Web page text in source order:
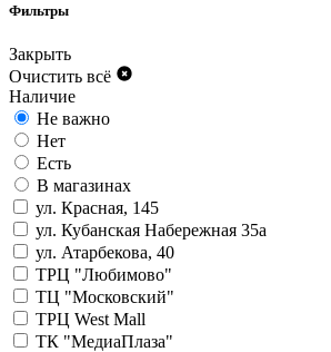
Фильтры
Закрыть
Очистить всё
Наличие
Не важно
Нет
Есть
В магазинах
ул. Красная, 145
ул. Кубанская Набережная 35а
ул. Атарбекова, 40
ТРЦ "Любимово"
ТЦ "Московский"
ТРЦ West Mall
ТК "МедиаПлаза"